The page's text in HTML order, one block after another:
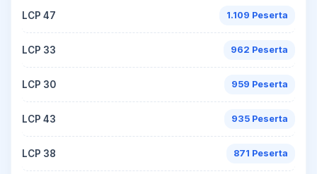
LCP 47 1.109 Peserta
LCP 33 962 Peserta
LCP 30 959 Peserta
LCP 43 935 Peserta
LCP 38 871 Peserta